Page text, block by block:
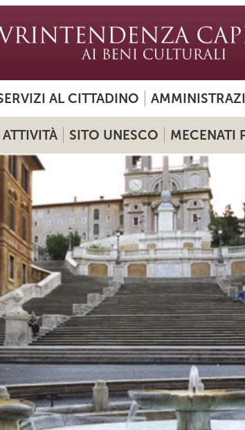
AL CITTADINO
ATTIVITÀ SITO UNESCO MECENATI